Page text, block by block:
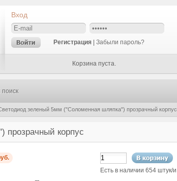
Вход
Регистрация Забыли пароль?
Корзина пуста.
зеленый 5мм ("Соломенная шляпка") прозрачный корпус
прозрачный корпус
Есть в наличии 654 штук/и